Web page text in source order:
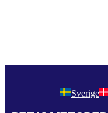
Sverige